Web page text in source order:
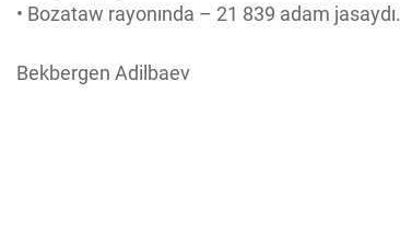
• Bozataw rayonında – 21 839 adam jasaydı.
Bekbergen Adilbaev